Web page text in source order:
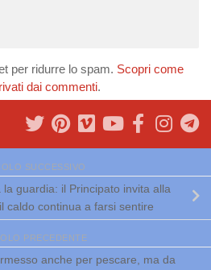
per ridurre lo spam. Scopri come
dai commenti.
SUCCESSIVO
guardia: il Principato invita alla
caldo continua a farsi sentire
PRECEDENTE
anche per pescare, ma da